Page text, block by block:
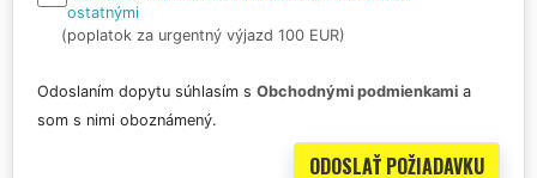
ostatnými
(poplatok za urgentný výjazd 100 EUR)
Odoslaním dopytu súhlasím s Obchodnými podmienkami a
som s nimi oboznámený.